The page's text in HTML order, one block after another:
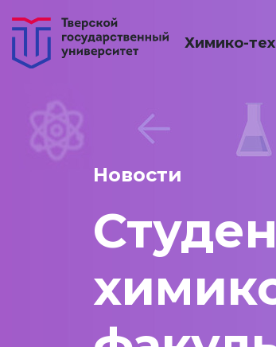
Химико-
Новости